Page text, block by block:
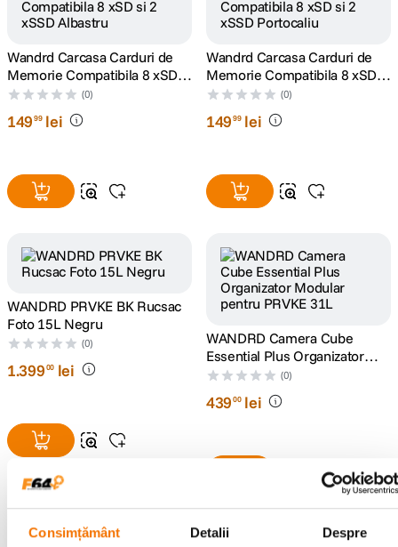
Consimțământ Detalii Despre
Wandrd Carcasa Carduri de
Memorie Compatibila 8 xSD si
2 xSSD Albastru
(0)
14999 lei
Wandrd Carcasa Carduri de
Memorie Compatibila 8 xSD si
2 xSSD Portocaliu
(0)
14999 lei
WANDRD PRVKE BK Rucsac
Foto 15L Negru
(0)
1.39900 lei
WANDRD Camera Cube
Essential Plus Organizator
Modular pentru PRVKE 31L
(0)
43900 lei